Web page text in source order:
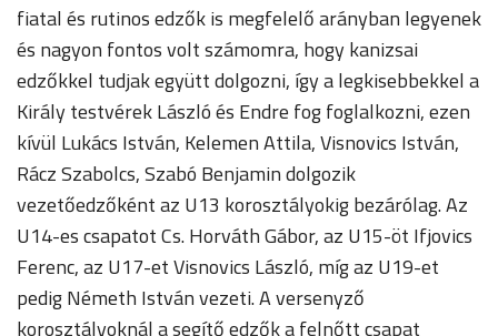
fiatal és rutinos edzők is megfelelő arányban legyenek
és nagyon fontos volt számomra, hogy kanizsai
edzőkkel tudjak együtt dolgozni, így a legkisebbekkel a
Király testvérek László és Endre fog foglalkozni, ezen
kívül Lukács István, Kelemen Attila, Visnovics István,
Rácz Szabolcs, Szabó Benjamin dolgozik
vezetőedzőként az U13 korosztályokig bezárólag. Az
U14-es csapatot Cs. Horváth Gábor, az U15-öt Ifjovics
Ferenc, az U17-et Visnovics László, míg az U19-et
pedig Németh István vezeti. A versenyző
korosztályoknál a segítő edzők a felnőtt csapat